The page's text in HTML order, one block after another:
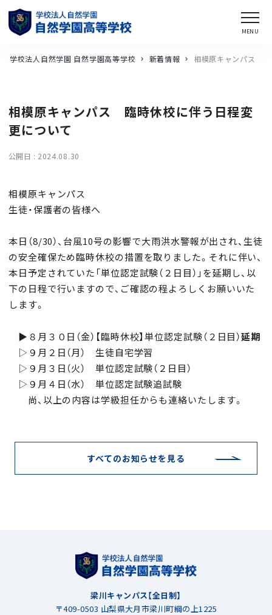
学校法人自然学園 自然学園高等学校 新着情報 相模原キャンパス 臨
相模原キャンパス 臨時休校に伴う日程変
更について
公開日 : 2024.08.30
相模原キャンパス
生徒・保護者の皆様へ
本日（8/30）、台風10号の影響で大雨洪水警報が出され、生徒
の安全確保ため臨時休校の措置を取りました。それに伴い、
本日予定されていた「単位認定試験（２日目）」を延期し、以
下の日程で行いますので、ご確認の程よろしくお願いいた
します。
▶８月３０日（金）【臨時休校】単位認定試験（２日目）延期
▷９月２日（月） 生徒自宅学習
▷９月３日（火） 単位認定試験（２日目）
▷９月４日（水） 単位認定試験追試験
尚、以上の内容は学級担任からも連絡いたします。
すべてのお知らせを見る
梁川キャンパス【全日制】
〒409-0503 山梨県大月市梁川町綱の上1225